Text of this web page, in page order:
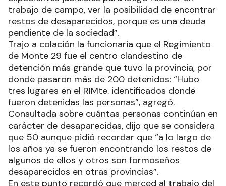
trabajo de campo, ver la posibilidad de encontrar
restos de desaparecidos, porque es una deuda
pendiente de la sociedad”.
Trajo a colación la funcionaria que el Regimiento
de Monte 29 fue el centro clandestino de
detención más grande que tuvo la provincia, por
donde pasaron más de 200 detenidos: “Hubo
tres lugares en el RIMte. identificados donde
fueron detenidas las personas”, agregó.
Consultada sobre cuántas personas continúan en
carácter de desaparecidas, dijo que se considera
que 50 aunque pidió recordar que “a lo largo de
los años ya se fueron encontrando los restos de
algunos de ellos y otros son formoseños
desaparecidos en otras provincias”.
En este punto recordó que merced al trabajo del